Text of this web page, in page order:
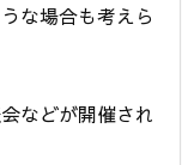
な場合も考えら
などが開催され